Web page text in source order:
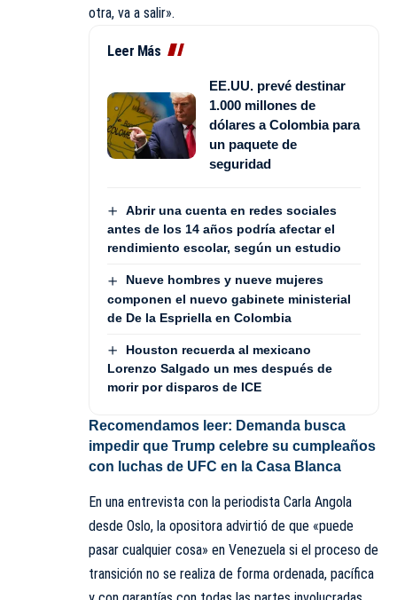
otra, va a salir».
Leer Más
EE.UU. prevé destinar
1.000 millones de
dólares a Colombia para
un paquete de
seguridad
Abrir una cuenta en redes sociales
antes de los 14 años podría afectar el
rendimiento escolar, según un estudio
Nueve hombres y nueve mujeres
componen el nuevo gabinete ministerial
de De la Espriella en Colombia
Houston recuerda al mexicano
Lorenzo Salgado un mes después de
morir por disparos de ICE
Recomendamos leer: Demanda busca
impedir que Trump celebre su cumpleaños
con luchas de UFC en la Casa Blanca
En una entrevista con la periodista Carla Angola
desde Oslo, la opositora advirtió de que «puede
pasar cualquier cosa» en Venezuela si el proceso de
transición no se realiza de forma ordenada, pacífica